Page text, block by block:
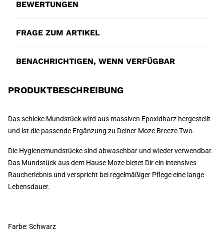
BEWERTUNGEN
FRAGE ZUM ARTIKEL
BENACHRICHTIGEN, WENN VERFÜGBAR
PRODUKTBESCHREIBUNG
Das schicke Mundstück wird aus massiven Epoxidharz hergestellt
und ist die passende Ergänzung zu Deiner Moze Breeze Two.
Die Hygienemundstücke sind abwaschbar und wieder verwendbar.
Das Mundstück aus dem Hause Moze bietet Dir ein intensives
Raucherlebnis und verspricht bei regelmäßiger Pflege eine lange
Lebensdauer.
Farbe: Schwarz